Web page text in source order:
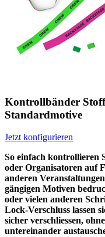
Kontrollbänder
Standardmotive
Jetzt konfigurieren
So einfach kontrollieren
oder Organisatoren auf
anderen
gängigen Motiven
oder vielen anderen
Lock-Verschluss lassen
sicher verschliessen,
untereinander